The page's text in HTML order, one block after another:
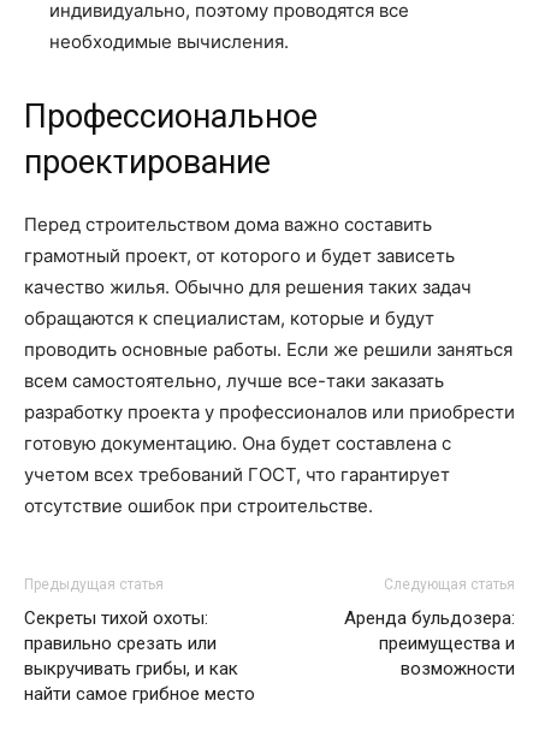
индивидуально, поэтому проводятся все
необходимые вычисления.
Профессиональное
проектирование
Перед строительством дома важно составить
грамотный проект, от которого и будет зависеть
качество жилья. Обычно для решения таких задач
обращаются к специалистам, которые и будут
проводить основные работы. Если же решили заняться
всем самостоятельно, лучше все-таки заказать
разработку проекта у профессионалов или приобрести
готовую документацию. Она будет составлена с
учетом всех требований ГОСТ, что гарантирует
отсутствие ошибок при строительстве.
Предыдущая статья
Секреты тихой охоты:
правильно срезать или
выкручивать грибы, и как
найти самое грибное место
Следующая статья
Аренда бульдозера:
преимущества и
возможности